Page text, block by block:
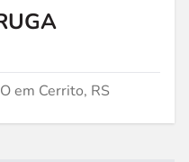
em Cerrito, RS